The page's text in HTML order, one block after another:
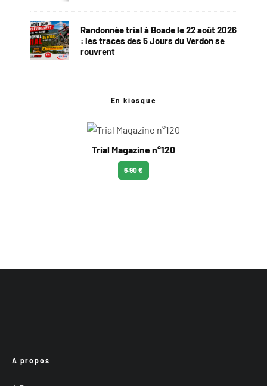
Randonnée trial à Boade le 22 août 2026
: les traces des 5 Jours du Verdon se
rouvrent
En kiosque
Trial Magazine n°120
6.90 €
A propos